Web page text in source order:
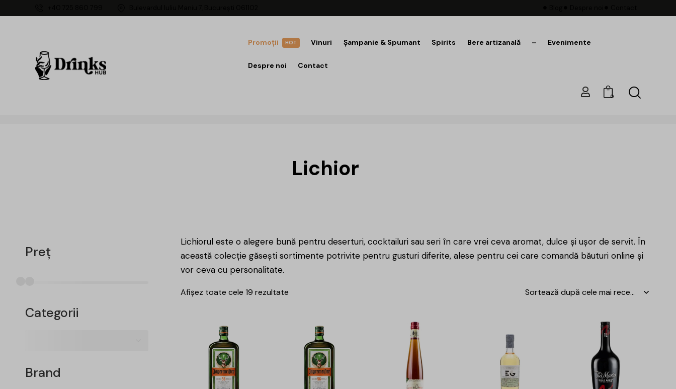
HOT
Promoții Vinuri Șampanie & Spumant Spirits Bere artizanală – Evenimente
Despre noi Contact
0
Lichior
Lichiorul este o alegere bună pentru deserturi, cocktailuri sau seri în care vrei ceva aromat, dulce și ușor de servit. În
această colecție găsești sortimente potrivite pentru gusturi diferite, alese pentru cei care comandă băuturi onlineși
vor ceva cu personalitate.
Afișez toate cele 19 rezultate
Preț
Categorii
Brand